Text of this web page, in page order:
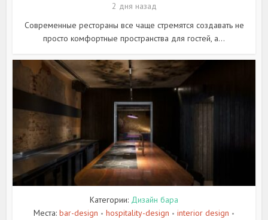
2 дня назад
Современные рестораны все чаще стремятся создавать не
просто комфортные пространства для гостей, а...
Категории: Дизайн бара
Места: bar-design • hospitality-design • interior design •